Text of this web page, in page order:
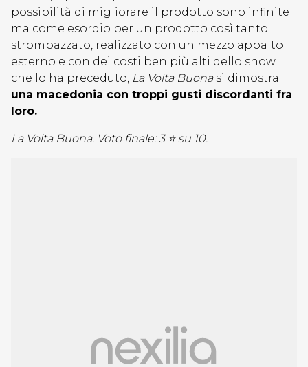
possibilità di migliorare il prodotto sono infinite
ma come esordio per un prodotto così tanto
strombazzato, realizzato con un mezzo appalto
esterno e con dei costi ben più alti dello show
che lo ha preceduto, La Volta Buonasi dimostra
una macedonia con troppi gusti discordanti fra
loro.
La Volta Buona. Voto finale: 3 ⭐ su 10.